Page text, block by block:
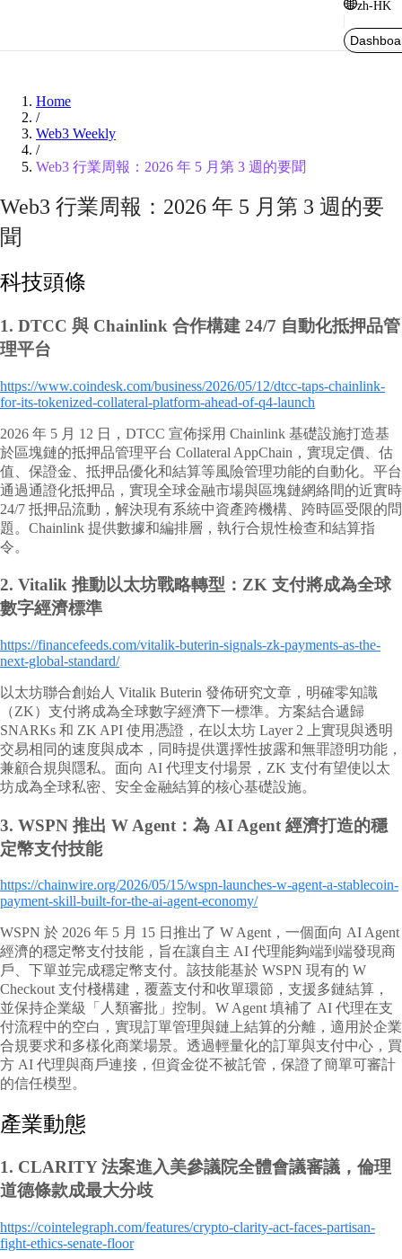
zh-HK
Home
/
Web3 Weekly
/
Web3 行業周報：2026 年 5 月第 3 週的要聞
Web3 行業周報：2026 年 5 月第 3 週的要
聞
科技頭條
1. DTCC 與 Chainlink 合作構建 24/7 自動化抵押品管
理平台
https://www.coindesk.com/business/2026/05/12/dtcc-taps-chainlink-
for-its-tokenized-collateral-platform-ahead-of-q4-launch
2026 年 5 月 12 日，DTCC 宣佈採用 Chainlink 基礎設施打造基
於區塊鏈的抵押品管理平台 Collateral AppChain，實現定價、估
值、保證金、抵押品優化和結算等風險管理功能的自動化。平台
通過通證化抵押品，實現全球金融市場與區塊鏈網絡間的近實時
24/7 抵押品流動，解決現有系統中資產跨機構、跨時區受限的問
題。Chainlink 提供數據和編排層，執行合規性檢查和結算指
令。
2. Vitalik 推動以太坊戰略轉型：ZK 支付將成為全球
數字經濟標準
https://financefeeds.com/vitalik-buterin-signals-zk-payments-as-the-
next-global-standard/
以太坊聯合創始人 Vitalik Buterin 發佈研究文章，明確零知識
（ZK）支付將成為全球數字經濟下一標準。方案結合遞歸
SNARKs 和 ZK API 使用憑證，在以太坊 Layer 2 上實現與透明
交易相同的速度與成本，同時提供選擇性披露和無罪證明功能，
兼顧合規與隱私。面向 AI 代理支付場景，ZK 支付有望使以太
坊成為全球私密、安全金融結算的核心基礎設施。
3. WSPN 推出 W Agent：為 AI Agent 經濟打造的穩
定幣支付技能
https://chainwire.org/2026/05/15/wspn-launches-w-agent-a-stablecoin-
payment-skill-built-for-the-ai-agent-economy/
WSPN 於 2026 年 5 月 15 日推出了 W Agent，一個面向 AI Agent
經濟的穩定幣支付技能，旨在讓自主 AI 代理能夠端到端發現商
戶、下單並完成穩定幣支付。該技能基於 WSPN 現有的 W
Checkout 支付棧構建，覆蓋支付和收單環節，支援多鏈結算，
並保持企業級「人類審批」控制。W Agent 填補了 AI 代理在支
付流程中的空白，實現訂單管理與鏈上結算的分離，適用於企業
合規要求和多樣化商業場景。透過輕量化的訂單與支付中心，買
方 AI 代理與商戶連接，但資金從不被託管，保證了簡單可審計
的信任模型。
產業動態
1. CLARITY 法案進入美參議院全體會議審議，倫理
道德條款成最大分歧
https://cointelegraph.com/features/crypto-clarity-act-faces-partisan-
fight-ethics-senate-floor